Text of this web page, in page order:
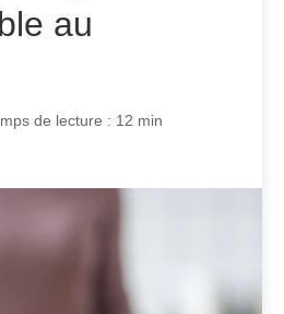
au
de lecture : 12 min